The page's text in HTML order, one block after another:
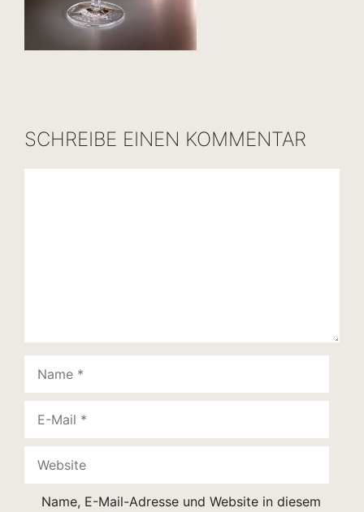
SCHREIBE EINEN KOMMENTAR
Mail
Name, E-Mail-Adresse und Website in diesem